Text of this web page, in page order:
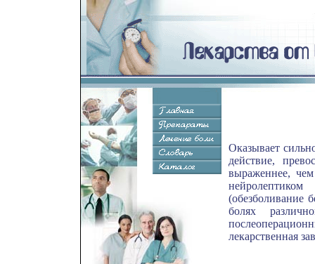
Оказывает
действие,
выраженнее,
(обезболивание
болях
лекарственная